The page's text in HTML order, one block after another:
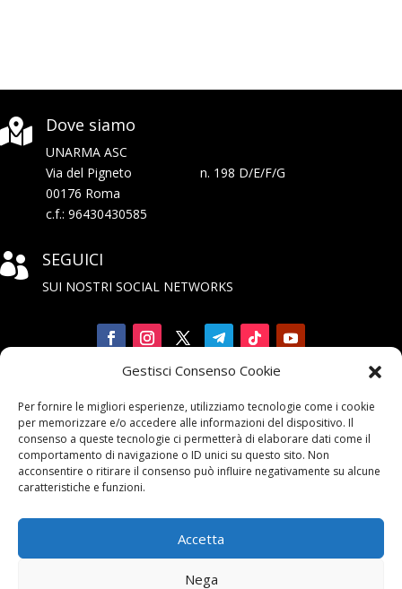
Gestisci Consenso Cookie
Per fornire le migliori esperienze, utilizziamo tecnologie come i cookie
per memorizzare e/o accedere alle informazioni del dispositivo. Il
consenso a queste tecnologie ci permetterà di elaborare dati come il
comportamento di navigazione o ID unici su questo sito. Non
acconsentire o ritirare il consenso può influire negativamente su alcune
caratteristiche e funzioni.
Accetta
Nega
 Dove siamo
UNARMA ASC
Via del Pigneto n. 198 D/E/F/G
00176 Roma
c.f.: 96430430585
 SEGUICI
SUI NOSTRI SOCIAL NETWORKS

alla Newsletter